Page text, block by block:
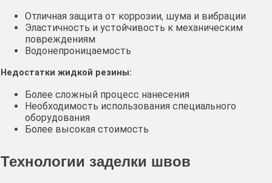
Отличная защита от коррозии, шума и вибрации
Эластичность и устойчивость к механическим
повреждениям
Водонепроницаемость
Недостатки жидкой резины:
Более сложный процесс нанесения
Необходимость использования специального
оборудования
Более высокая стоимость
Технологии заделки швов